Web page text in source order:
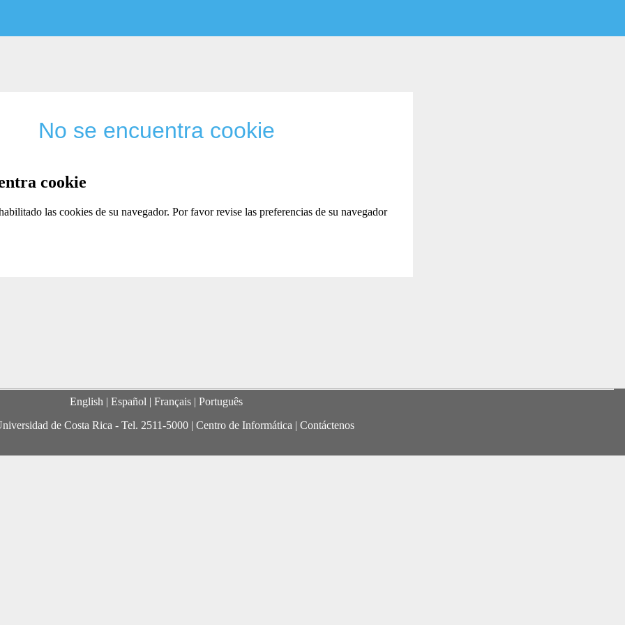
No se encuentra cookie
cookie
las cookies de su navegador. Por favor revise las preferencias de su navegador
English | Español | Français | Português
de Costa Rica - Tel. 2511-5000 | Centro de Informática | Contáctenos